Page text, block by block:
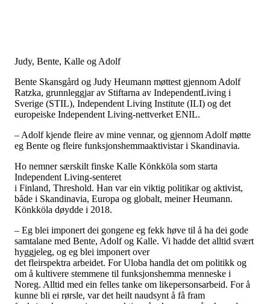
Judy, Bente, Kalle og Adolf
Bente Skansgård og Judy Heumann møttest gjennom Adolf
Ratzka, grunnleggjar av Stiftarna av IndependentLiving i
Sverige (STIL), Independent Living Institute (ILI) og det
europeiske Independent Living-nettverket ENIL.
– Adolf kjende fleire av mine vennar, og gjennom Adolf møtte
eg Bente og fleire funksjonshemmaaktivistar i Skandinavia.
Ho nemner særskilt finske Kalle Könkköla som starta
Independent Living-senteret
i Finland, Threshold. Han var ein viktig politikar og aktivist,
både i Skandinavia, Europa og globalt, meiner Heumann.
Könkköla døydde i 2018.
– Eg blei imponert dei gongene eg fekk høve til å ha dei gode
samtalane med Bente, Adolf og Kalle. Vi hadde det alltid svært
hyggjeleg, og eg blei imponert over
det fleirspektra arbeidet. For Uloba handla det om politikk og
om å kultivere stemmene til funksjonshemma menneske i
Noreg. Alltid med ein felles tanke om likepersonsarbeid. For å
kunne bli ei rørsle, var det heilt naudsynt å få fram